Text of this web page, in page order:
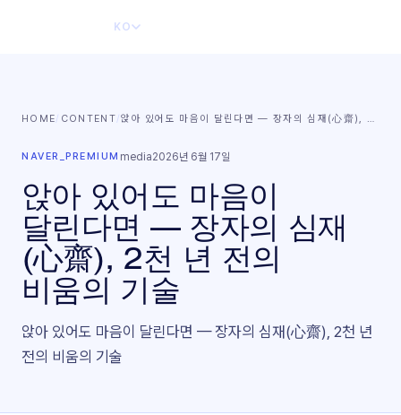
KO
HOME/ CONTENT/앉아 있어도 마음이 달린다면 — 장자의 심재(心齋), …
NAVER_PREMIUM media2026년 6월 17일
앉아 있어도 마음이
달린다면 — 장자의 심재
(心齋), 2천 년 전의
비움의 기술
앉아 있어도 마음이 달린다면 — 장자의 심재(心齋), 2천 년
전의 비움의 기술